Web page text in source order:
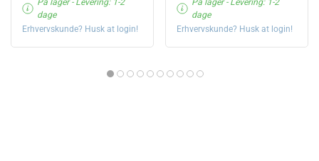
På lager- Levering: 1-2
dage
Erhvervskunde? Husk at login!
På lager- Levering: 1-2
dage
Erhvervskunde? Husk at login!